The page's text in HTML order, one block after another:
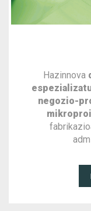
Hazinnova
negozio-